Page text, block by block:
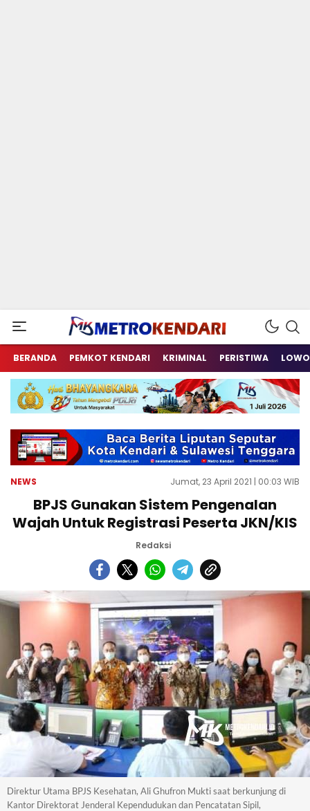
metrokendari
Berita Terkini Sulawesi Tenggara
BERANDA PEMKOT KENDARI KRIMINAL PERISTIWA
NEWS Jumat, 23 April 2021 | 00:03 WIB
BPJS Gunakan Sistem Pengenalan
Wajah Untuk Registrasi Peserta JKN/KIS
Redaksi
Direktur Utama BPJS Kesehatan, Ali Ghufron Mukti saat berkunjung di
Kantor Direktorat Jenderal Kependudukan dan Pencatatan Sipil,